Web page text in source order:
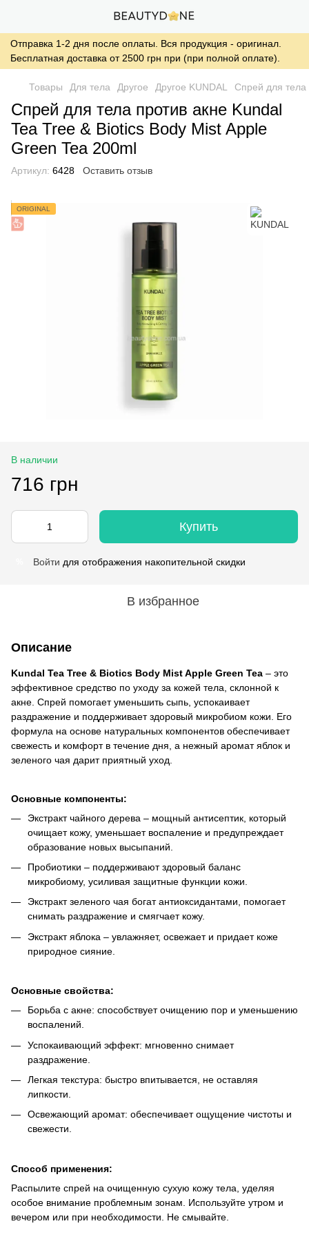
Отправка 1-2 дня после оплаты. Вся продукция - оригинал.
Бесплатная доставка от 2500 грн при (при полной оплате).
Товары Для тела Другое Другое KUNDAL Спрей для тела
Спрей для тела против акне Kundal
Tea Tree & Biotics Body Mist Apple
Green Tea 200ml
Артикул: 6428 Оставить отзыв
ORIGINAL
В наличии
716 грн
Купить
Войти для отображения накопительной скидки
В избранное
Описание
Kundal Tea Tree & Biotics Body Mist Apple Green Tea – это
эффективное средство по уходу за кожей тела, склонной к
акне. Спрей помогает уменьшить сыпь, успокаивает
раздражение и поддерживает здоровый микробиом кожи. Его
формула на основе натуральных компонентов обеспечивает
свежесть и комфорт в течение дня, а нежный аромат яблок и
зеленого чая дарит приятный уход.
Основные компоненты:
Экстракт чайного дерева – мощный антисептик, который
очищает кожу, уменьшает воспаление и предупреждает
образование новых высыпаний.
Пробиотики – поддерживают здоровый баланс
микробиому, усиливая защитные функции кожи.
Экстракт зеленого чая богат антиоксидантами, помогает
снимать раздражение и смягчает кожу.
Экстракт яблока – увлажняет, освежает и придает коже
природное сияние.
Основные свойства:
Борьба с акне: способствует очищению пор и уменьшению
воспалений.
Успокаивающий эффект: мгновенно снимает
раздражение.
Легкая текстура: быстро впитывается, не оставляя
липкости.
Освежающий аромат: обеспечивает ощущение чистоты и
свежести.
Способ применения:
Распылите спрей на очищенную сухую кожу тела, уделяя
особое внимание проблемным зонам. Используйте утром и
вечером или при необходимости. Не смывайте.